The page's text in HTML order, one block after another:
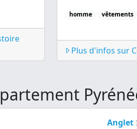
homme vêtements
Plus d'infos sur
Anglet